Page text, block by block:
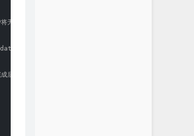
无法测试。
。
后返回到 Swagger UI。